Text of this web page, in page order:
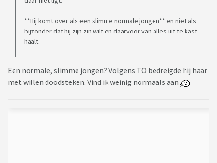
**Hij komt over als een slimme normale jongen** en niet als
bijzonder dat hij zijn zin wilt en daarvoor van alles uit te kast
haalt.
Een normale, slimme jongen? Volgens TO bedreigde hij haar
met willen doodsteken. Vind ik weinig normaals aan